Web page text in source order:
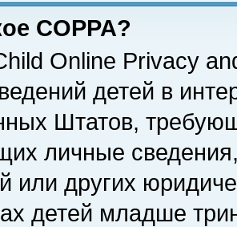
COPPA?
Online Privacy
детей в
Штатов,
личные
или других
детей младше